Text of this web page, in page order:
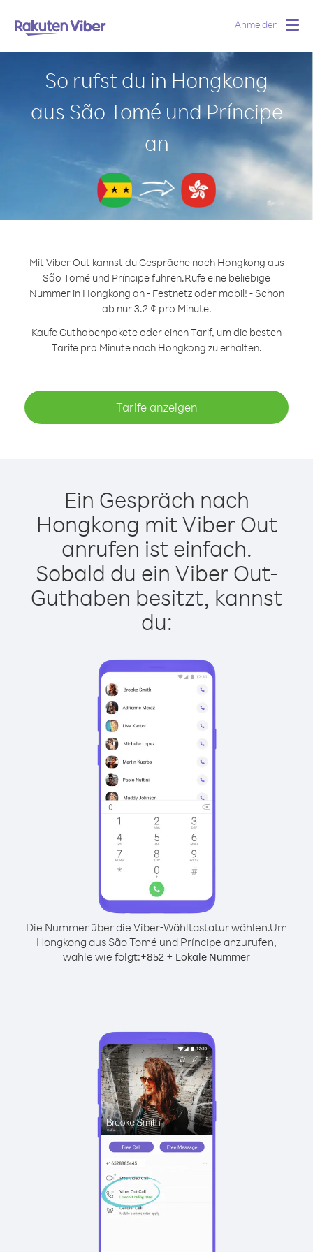
Anmelden
So rufst du in Hongkong
aus São Tomé und Príncipe
an
Mit Viber Out kannst du Gespräche nach Hongkong aus
São Tomé und Príncipe führen.Rufe eine beliebige
Nummer in Hongkong an - Festnetz oder mobil! - Schon
ab nur 3.2 ¢ pro Minute.
Kaufe Guthabenpakete oder einen Tarif, um die besten
Tarife pro Minute nach Hongkong zu erhalten.
Tarife anzeigen
Ein Gespräch nach
Hongkong mit Viber Out
anrufen ist einfach.
Sobald du ein Viber Out-
Guthaben besitzt, kannst
du:
Die Nummer über die Viber-Wähltastatur wählen.Um
Hongkong aus São Tomé und Príncipe anzurufen,
wähle wie folgt:+852 + Lokale Nummer